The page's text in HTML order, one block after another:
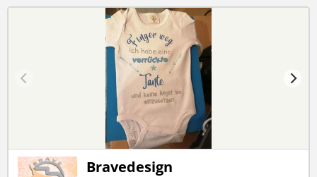
Bravedesign